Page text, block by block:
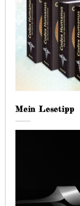
Mein Lesetipp